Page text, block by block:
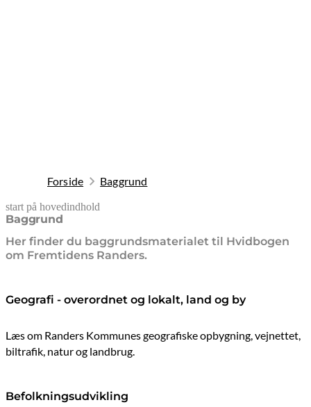
Forside Baggrund
start på hovedindhold
Baggrund
Her finder du baggrundsmaterialet til Hvidbogen
om Fremtidens Randers.
senest opdateret 9. februar 2026
Geografi - overordnet og lokalt, land og by
Læs om Randers Kommunes geografiske opbygning, vejnettet,
biltrafik, natur og landbrug.
Befolkningsudvikling